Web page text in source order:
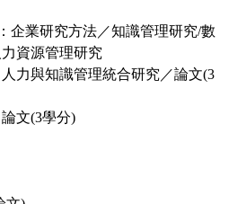
企業研究方法／知識管理研究/數
資源管理研究
力與知識管理統合研究／論文(3
文(3學分)